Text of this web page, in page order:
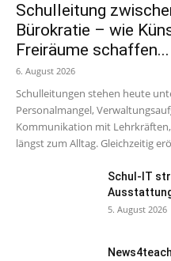
Schulleitung
Bürokratie – wie
Freiräume schaffen...
6. August 2026
Schulleitungen stehen heute
Personalmangel,
Kommunikation mit
längst zum Alltag. Gleichzeitig
Schul-IT
5. August 2026